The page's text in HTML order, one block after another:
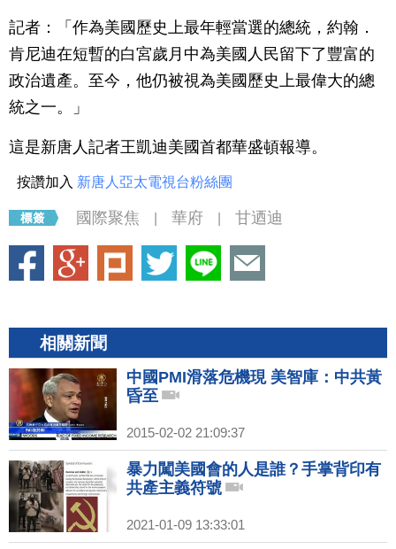
記者：「作為美國歷史上最年輕當選的總統，約翰．
肯尼迪在短暫的白宮歲月中為美國人民留下了豐富的
政治遺產。至今，他仍被視為美國歷史上最偉大的總
統之一。」
這是新唐人記者王凱迪美國首都華盛頓報導。
按讚加入 新唐人亞太電視台粉絲團
國際聚焦 華府 甘迺迪
相關新聞
中國PMI滑落危機現 美智庫：中共黃
昏至
2015-02-02 21:09:37
暴力闖美國會的人是誰？手掌背印有
共產主義符號
2021-01-09 13:33:01